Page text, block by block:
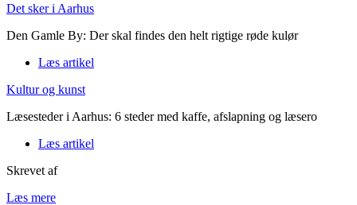
Det sker i Aarhus
Den Gamle By: Der skal findes den helt rigtige røde kulør
Læs artikel
Kultur og kunst
Læsesteder i Aarhus: 6 steder med kaffe, afslapning og læsero
Læs artikel
Skrevet af
Læs mere